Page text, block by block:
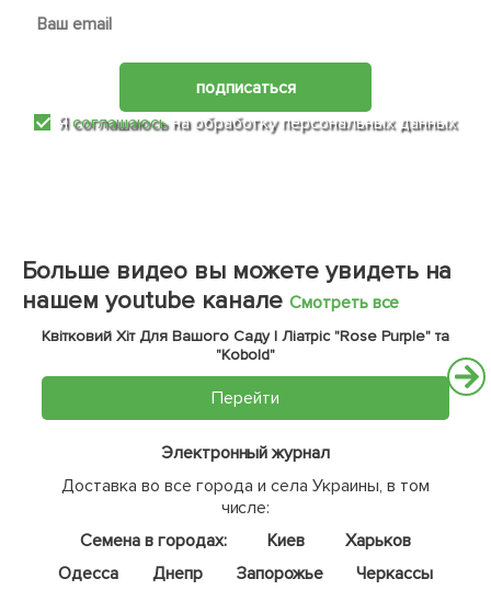
подписаться
Ясоглашаюсьна обработку персональных данных
Больше видео вы можете увидеть на
нашем youtube канале Смотреть все
Квітковий Хіт Для Вашого Саду | Ліатріс "Rose Purple" та
"Kobold"
Перейти
Электронный журнал
Доставка во все города и села Украины, в том
числе:
Семена в городах:
Киев
Харьков
Одесса
Днепр Запорожье
Черкассы